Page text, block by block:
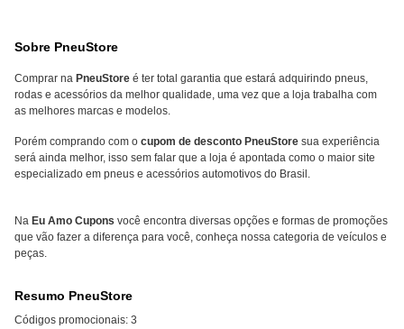
Sobre PneuStore
Comprar na PneuStore é ter total garantia que estará adquirindo pneus,
rodas e acessórios da melhor qualidade, uma vez que a loja trabalha com
as melhores marcas e modelos.
Porém comprando com o cupom de desconto PneuStore sua experiência
será ainda melhor, isso sem falar que a loja é apontada como o maior site
especializado em pneus e acessórios automotivos do Brasil.
Na Eu Amo Cupons você encontra diversas opções e formas de promoções
que vão fazer a diferença para você, conheça nossa categoria de veículos e
peças.
Resumo PneuStore
Códigos promocionais: 3